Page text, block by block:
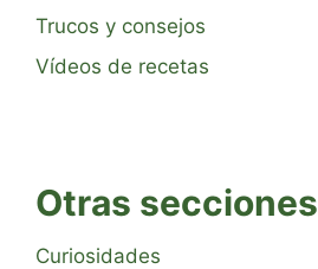
Trucos y consejos
Vídeos de recetas
Otras secciones
Curiosidades